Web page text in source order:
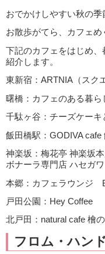
おでかけしやすい秋の季
お散歩がてら、カフェ
下記のカフェをはじめ
紹介します。
東新宿：ARTNIA（スク
曙橋：カフェのある暮
千駄ヶ谷：チーズケーキ
飯田橋駅：GODIVA cafe
神楽坂：梅花亭 神楽坂
ボナーラ専門店 ハセガ
本郷：カフェラウンジ
戸田公園：Hey Coffee
北戸田：natural cafe 檜
フロム・ハン